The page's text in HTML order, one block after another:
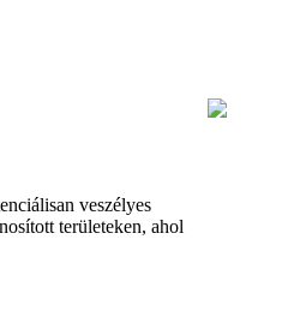
veszélyes
területeken, ahol